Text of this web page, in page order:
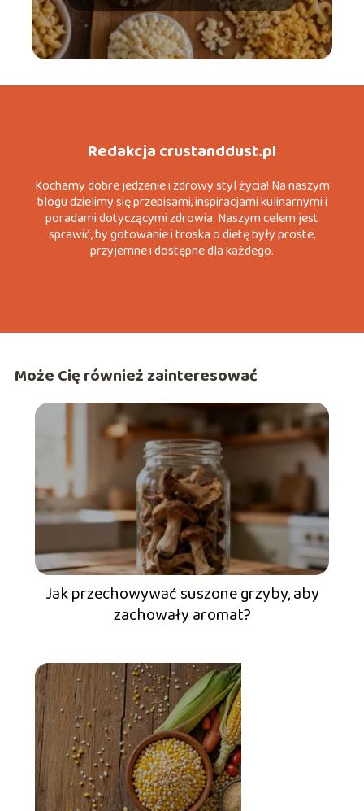
Redakcja crustanddust.pl
Kochamy dobre jedzenie i zdrowy styl życia! Na naszym
blogu dzielimy się przepisami, inspiracjami kulinarnymi i
poradami dotyczącymi zdrowia. Naszym celem jest
sprawić, by gotowanie i troska o dietę były proste,
przyjemne i dostępne dla każdego.
Może Cię również zainteresować
Jak przechowywać suszone grzyby, aby
zachowały aromat?